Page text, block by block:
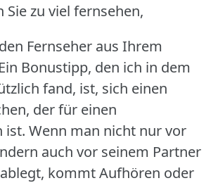
Sie zu viel fernsehen,
Fernseher aus Ihrem
Ein Bonustipp, den ich in dem
fand, ist, sich einen
der für einen
ist. Wenn man nicht nur vor
auch vor seinem Partner
kommt Aufhören oder